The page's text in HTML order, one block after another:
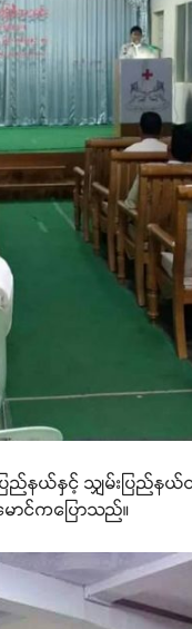
ပြည်နယ်နှင့် သျှမ်းပြည်
ောင်ကပြောသည်။